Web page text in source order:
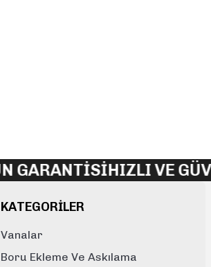
HIZLI VE GÜVENLİ
KATEGORİLER
Vanalar
Boru Ekleme Ve Askılama